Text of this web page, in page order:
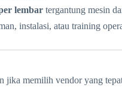
lembar tergantung mesin
instalasi, atau training
memilih vendor yang